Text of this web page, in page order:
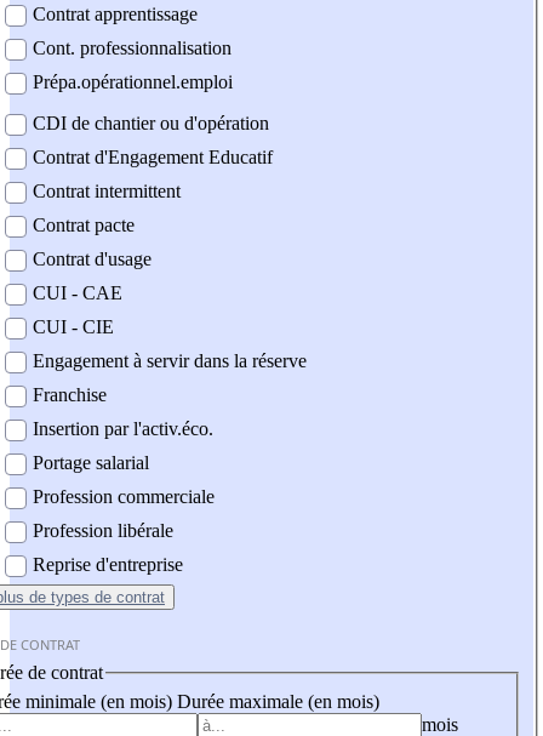
Contrat apprentissage
Cont. professionnalisation
Prépa.opérationnel.emploi
CDI de chantier ou d'opération
Contrat d'Engagement Educatif
Contrat intermittent
Contrat pacte
Contrat d'usage
CUI - CAE
CUI - CIE
Engagement à servir dans la réserve
Franchise
Insertion par l'activ.éco.
Portage salarial
Profession commerciale
Profession libérale
Reprise d'entreprise
de types de contrat
CONTRAT
de contrat
minimale (en mois) Durée maximale (en mois)
mois